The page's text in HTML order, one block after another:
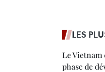
LES
Le Vietnam
phase de